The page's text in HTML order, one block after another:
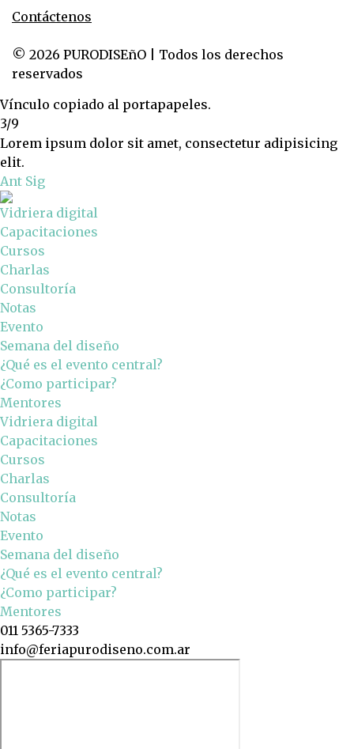
Contáctenos
© 2026 PURODISEñO | Todos los derechos
reservados
Vínculo copiado al portapapeles.
3/9
Lorem ipsum dolor sit amet, consectetur adipisicing
elit.
Ant Sig
Vidriera digital
Capacitaciones
Cursos
Charlas
Consultoría
Notas
Evento
Semana del diseño
¿Qué es el evento central?
¿Como participar?
Mentores
Vidriera digital
Capacitaciones
Cursos
Charlas
Consultoría
Notas
Evento
Semana del diseño
¿Qué es el evento central?
¿Como participar?
Mentores
011 5365-7333
info@feriapurodiseno.com.ar